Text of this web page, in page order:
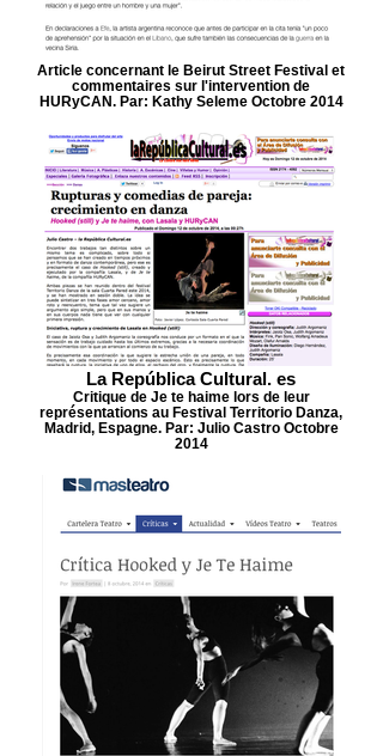
Article concernant le Beirut Street Festival et
commentaires sur l'intervention de
HURyCAN. Par: Kathy Seleme Octobre 2014
La República Cultural. es
Critique de Je te haime lors de leur
représentations au Festival Territorio Danza,
Madrid, Espagne. Par: Julio Castro Octobre
2014